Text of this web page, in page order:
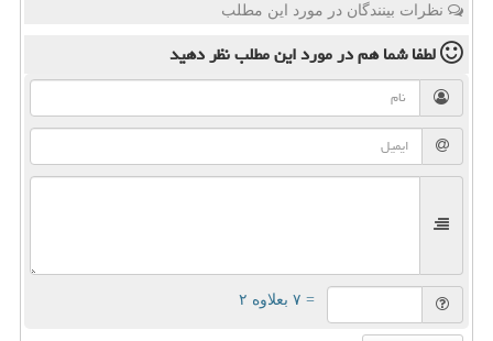
نظرات بینندگان در مورد این مطلب
لطفا شما همدر مورد این مطلبنظر دهید
= ۷ بعلاوه ۲